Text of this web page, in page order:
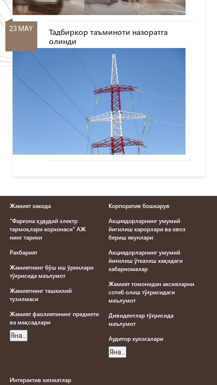
23 MAY
Тадбиркор таъминоти назоратга
олинди
Жамият хакида
"Фарғона ҳудудий электр
тармоқлари корхонаси" АЖ
нинг тарихи
Рахбарият
Жамиятнинг бўш иш ўринлари
тўғрисида маълумот
Жамиятнинг ташкилий
тузилмаси
Жамият фаолиятининг предмети
ва мақсадлари
Яна...
Корпоратив бошкарув
Акциядорларнинг умумий
йигилиш карорлари ва овоз
бериш якунлари
Акциядорларнинг умумий
йиғилиш ўтказиш хақидаги
хабарномалар
Жамият томонидан аксияларни
сотиб олиш тўғрисидаги
маълумот
Дивидентлар тўғрисида
маълумот
Aудитор хулосалари
Яна...
Интерактив хизматлар